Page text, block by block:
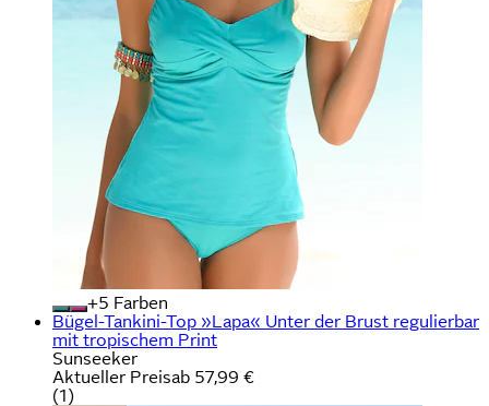
+
Farben
Bügel-Tankini-Top »Lapa« Unter der Brust regulierbar
mit tropischem Print
Sunseeker
Aktueller Preisab 57,99 €
(1)